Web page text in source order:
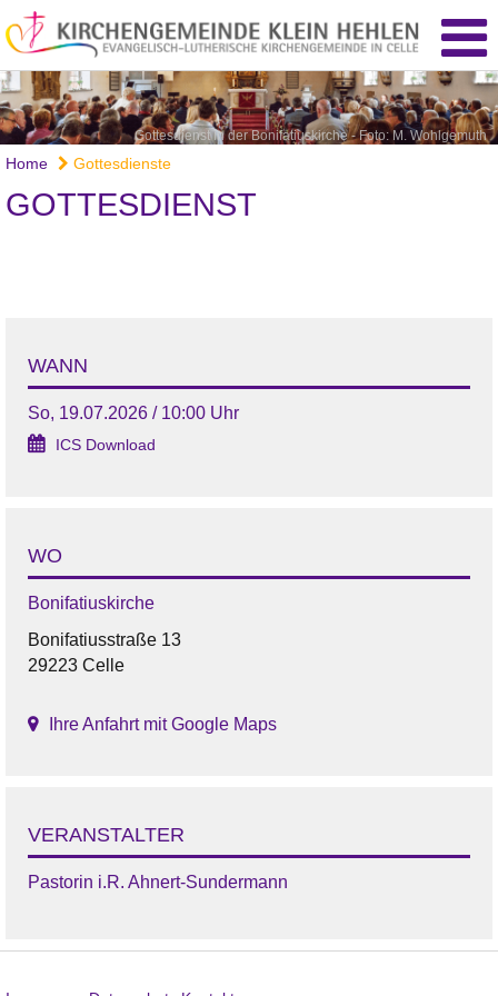
Gottesdienst in der Bonifatiuskirche - Foto: M. Wohlgemuth
Home Gottesdienste
GOTTESDIENST
WANN
So, 19.07.2026 / 10:00 Uhr
ICS Download
WO
Bonifatiuskirche
Bonifatiusstraße 13
29223 Celle
Ihre Anfahrt mit Google Maps
VERANSTALTER
Pastorin i.R. Ahnert-Sundermann